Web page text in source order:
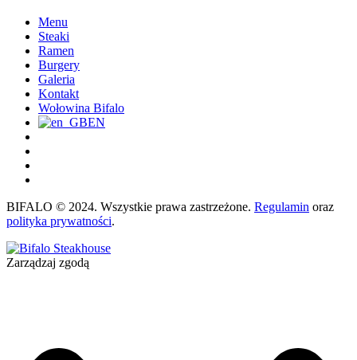
Menu
Steaki
Ramen
Burgery
Galeria
Kontakt
Wołowina Bifalo
EN
BIFALO © 2024. Wszystkie prawa zastrzeżone. Regulamin oraz
polityka prywatności.
Zarządzaj zgodą